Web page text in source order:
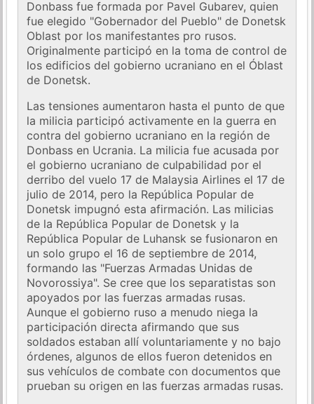
Donbass fue formada por Pavel Gubarev, quien
fue elegido "Gobernador del Pueblo" de Donetsk
Oblast por los manifestantes pro rusos.
Originalmente participó en la toma de control de
los edificios del gobierno ucraniano en el Óblast
de Donetsk.
Las tensiones aumentaron hasta el punto de que
la milicia participó activamente en la guerra en
contra del gobierno ucraniano en la región de
Donbass en Ucrania. La milicia fue acusada por
el gobierno ucraniano de culpabilidad por el
derribo del vuelo 17 de Malaysia Airlines el 17 de
julio de 2014, pero la República Popular de
Donetsk impugnó esta afirmación. Las milicias
de la República Popular de Donetsk y la
República Popular de Luhansk se fusionaron en
un solo grupo el 16 de septiembre de 2014,
formando las "Fuerzas Armadas Unidas de
Novorossiya". Se cree que los separatistas son
apoyados por las fuerzas armadas rusas.
Aunque el gobierno ruso a menudo niega la
participación directa afirmando que sus
soldados estaban allí voluntariamente y no bajo
órdenes, algunos de ellos fueron detenidos en
sus vehículos de combate con documentos que
prueban su origen en las fuerzas armadas rusas.